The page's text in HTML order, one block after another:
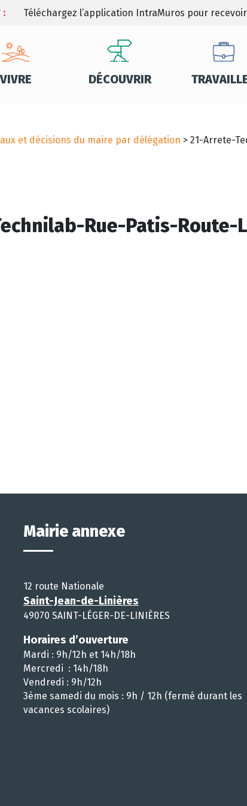
: Téléchargez l’application IntraMuros pour
VIVRE DÉCOUVRIR
et décisions du maire par délégation > 21-Arrete-
Rue-Patis-Route-
Mairie annexe
12 route Nationale
Saint-Jean-de-Linières
49070 SAINT-LÉGER-DE-LINIÈRES
Horaires d’ouverture
Mardi : 9h/12h et 14h/18h
Mercredi : 14h/18h
Vendredi : 9h/12h
3ème samedi du mois : 9h / 12h (fermé durant les
vacances scolaires)